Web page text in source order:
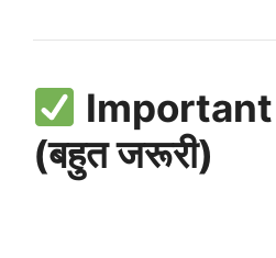
(बहुत जरूरी)